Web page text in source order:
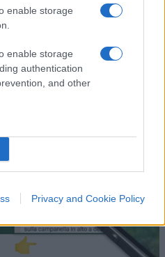
enable storage
enable storage
authentication
and other
Privacy and Cookie Policy
VIsualizza le risposte
commenti